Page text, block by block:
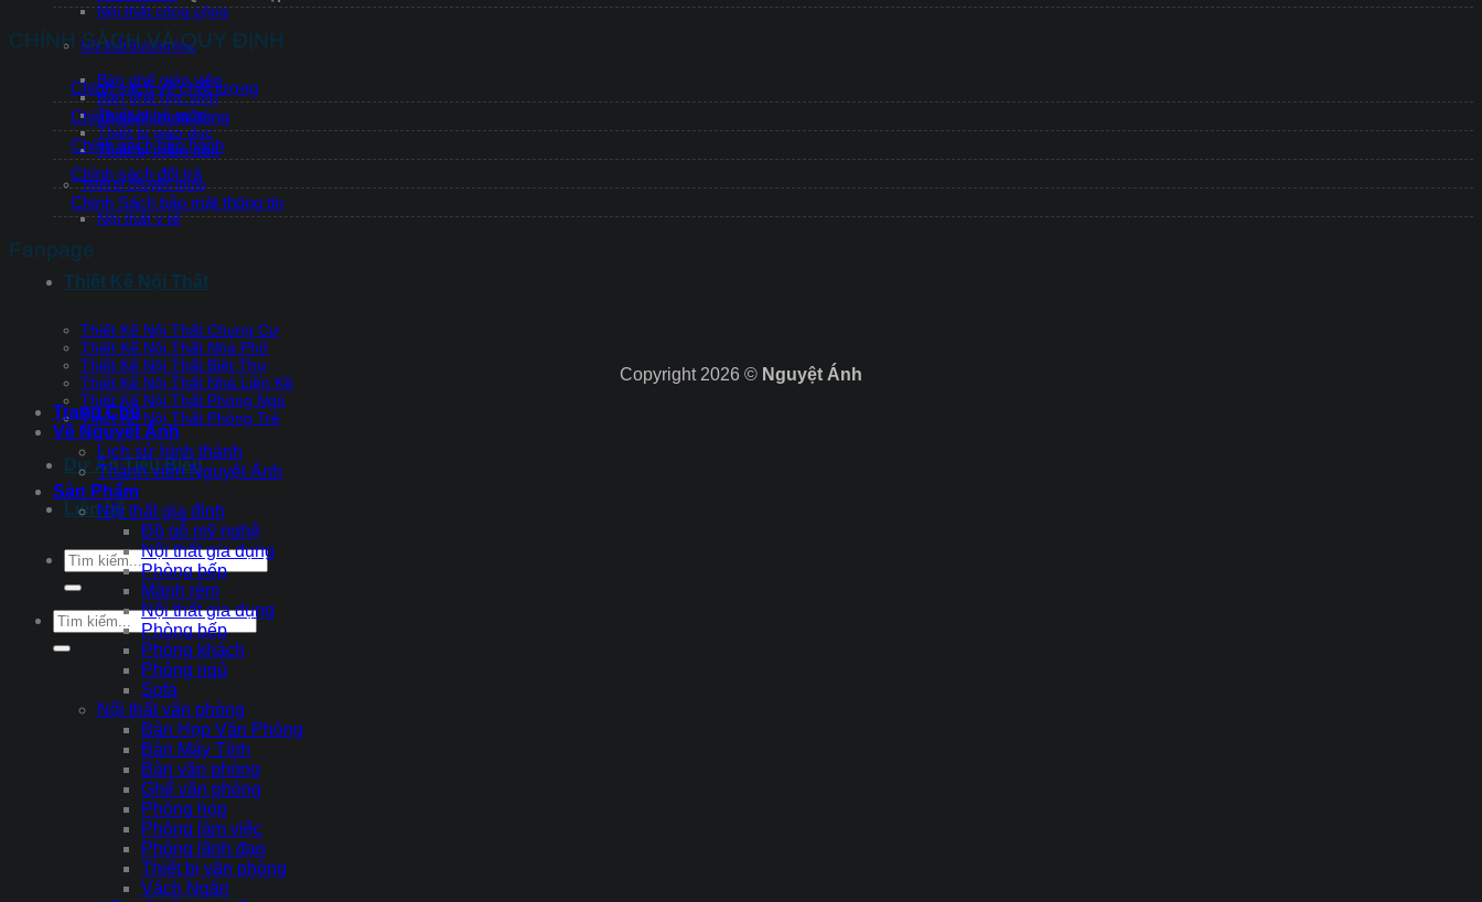
Nội thất công cộng
Nội thất trường học
Bàn ghế giáo viên
Bàn ghế học sinh
Thiết bị bộ môn
Thiết bị giáo dục
Thiết bị mầm non
Thiết bị chuyên dụng
Nội thất y tế
Thiết Kế Nội Thất
Thiết Kế Nội Thất Chung Cư
Thiết Kế Nội Thất Nhà Phố
Thiết Kế Nội Thất Biệt Thự
Thiết Kế Nội Thất Nhà Liền Kề
Thiết Kế Nội Thất Phòng Ngủ
Thiết Kế Nội Thất Phòng Trẻ
Dự Án Tiêu Biểu
Liên hệ
Tìm
kiếm:
Tìm
kiếm:
CHÍNH SÁCH VÀ QUY ĐỊNH
Chính sách về chất lượng
Chính sách mua hàng
Chính sách bảo hành
Chính sách đổi trả
Chính Sách bảo mật thông tin
Fanpage
Copyright 2026 © Nguyệt Ánh
Trang Chủ
Về Nguyệt Ánh
Lịch sử hình thành
Thành viên Nguyệt Ánh
Sản Phẩm
Nội thất gia đình
Đồ gỗ mỹ nghệ
Nội thất gia dụng
Phòng bếp
Mành rèm
Nội thất gia dụng
Phòng bếp
Phòng khách
Phòng ngủ
Sofa
Nội thất văn phòng
Bàn Họp Văn Phòng
Bàn Máy Tính
Bàn văn phòng
Ghế văn phòng
Phòng họp
Phòng làm việc
Phòng lãnh đạo
Thiết bị văn phòng
Vách Ngăn